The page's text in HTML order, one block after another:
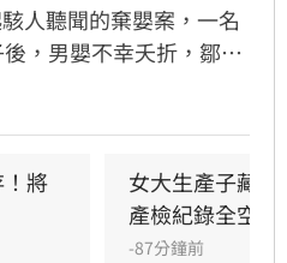
人聽聞的棄嬰案，一名
，男嬰不幸夭折，鄒女
裹藏匿於房內。直至數
，後續將擇期解剖釐清。
女涉犯殺人罪嫌重大，且
北地方法院聲請羈押，
將
女大生產子藏
產檢紀錄全空白
-87分鐘前